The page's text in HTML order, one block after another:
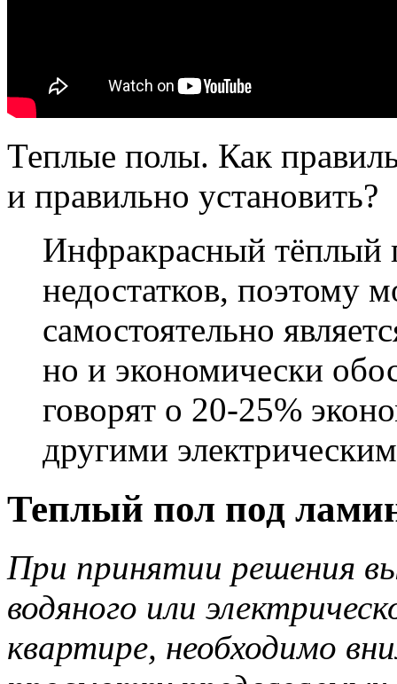
Теплые полы. Как
и правильно установить?
Инфракрасный тёплый
недостатков, поэтому
самостоятельно
но и экономически
говорят о 20-25%
другими
Теплый пол под
При принятии решения
водяного или
квартире, необходимо